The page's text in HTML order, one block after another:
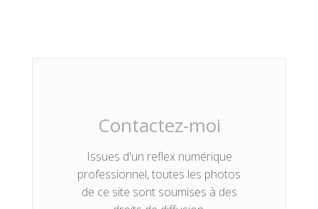
Contactez-moi
Issues d'un reflex numérique
professionnel, toutes les photos
de ce site sont soumises à des